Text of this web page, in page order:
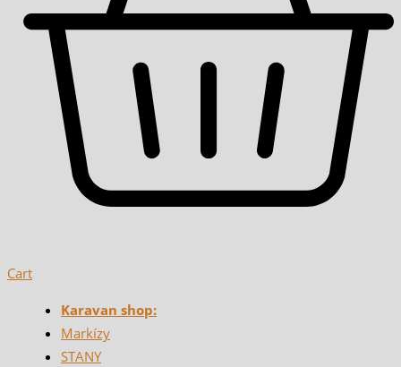
Cart
Karavan shop:
Markízy
STANY